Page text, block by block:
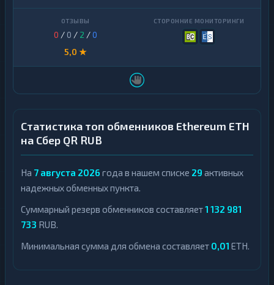
0 / 0 / 2 /0
5,0 ★
Статистика топ обменников Ethereum ETH
на Сбер QR RUB
На 7 августа 2026 года в нашем списке 29 активных
надежных обменных пункта.
Суммарный резерв обменников составляет1 132 981
733 RUB.
Минимальная сумма для обмена составляет 0,01 ETH.